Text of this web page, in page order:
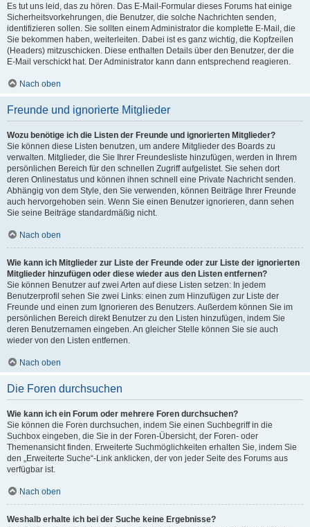
Es tut uns leid, das zu hören. Das E-Mail-Formular dieses Forums hat einige
Sicherheitsvorkehrungen, die Benutzer, die solche Nachrichten senden,
identifizieren sollen. Sie sollten einem Administrator die komplette E-Mail, die
Sie bekommen haben, weiterleiten. Dabei ist es ganz wichtig, die Kopfzeilen
(Headers) mitzuschicken. Diese enthalten Details über den Benutzer, der die
E-Mail verschickt hat. Der Administrator kann dann entsprechend reagieren.
Nach oben
Freunde und ignorierte Mitglieder
Wozu benötige ich die Listen der Freunde und ignorierten Mitglieder?
Sie können diese Listen benutzen, um andere Mitglieder des Boards zu
verwalten. Mitglieder, die Sie Ihrer Freundesliste hinzufügen, werden in Ihrem
persönlichen Bereich für den schnellen Zugriff aufgelistet. Sie sehen dort
deren Onlinestatus und können ihnen schnell eine Private Nachricht senden.
Abhängig von dem Style, den Sie verwenden, können Beiträge Ihrer Freunde
auch hervorgehoben sein. Wenn Sie einen Benutzer ignorieren, dann sehen
Sie seine Beiträge standardmäßig nicht.
Nach oben
Wie kann ich Mitglieder zur Liste der Freunde oder zur Liste der ignorierten
Mitglieder hinzufügen oder diese wieder aus den Listen entfernen?
Sie können Benutzer auf zwei Arten auf diese Listen setzen: In jedem
Benutzerprofil sehen Sie zwei Links: einen zum Hinzufügen zur Liste der
Freunde und einen zum Ignorieren des Benutzers. Außerdem können Sie im
persönlichen Bereich direkt Benutzer zu den Listen hinzufügen, indem Sie
deren Benutzernamen eingeben. An gleicher Stelle können Sie sie auch
wieder von den Listen entfernen.
Nach oben
Die Foren durchsuchen
Wie kann ich ein Forum oder mehrere Foren durchsuchen?
Sie können die Foren durchsuchen, indem Sie einen Suchbegriff in die
Suchbox eingeben, die Sie in der Foren-Übersicht, der Foren- oder
Themenansicht finden. Erweiterte Suchmöglichkeiten erhalten Sie, indem Sie
den „Erweiterte Suche“-Link anklicken, der von jeder Seite des Forums aus
verfügbar ist.
Nach oben
Weshalb erhalte ich bei der Suche keine Ergebnisse?